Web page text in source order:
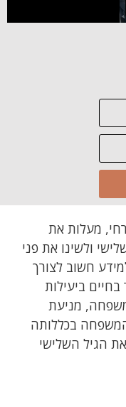
מעלות את
ולשינו את פני
חשוב לצורך
ביעילות
מניעת
בכללותה
הגיל השלישי